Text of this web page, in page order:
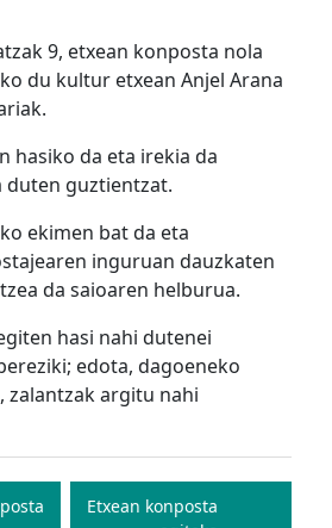
9, etxean konposta nola
du kultur etxean Anjel Arana
hasiko da eta irekia da
duten guztientzat.
ekimen bat da eta
inguruan dauzkaten
da saioaren helburua.
hasi nahi dutenei
edota, dagoeneko
zalantzak argitu nahi
Etxean konposta